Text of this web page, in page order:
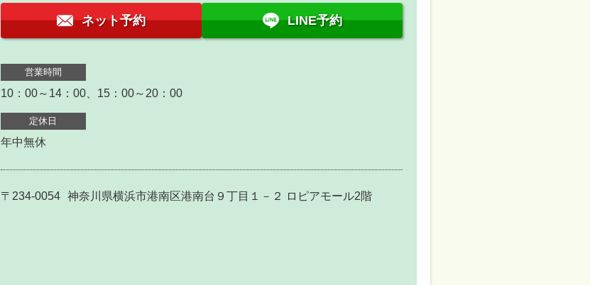
ネット予約 LINE予約
営業時間
10：00～14：00、15：00～20：00
定休日
年中無休
〒234-0054 神奈川県横浜市港南区港南台９丁目１－２ ロピアモール2階